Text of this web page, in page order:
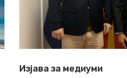
Изјава за медиуми